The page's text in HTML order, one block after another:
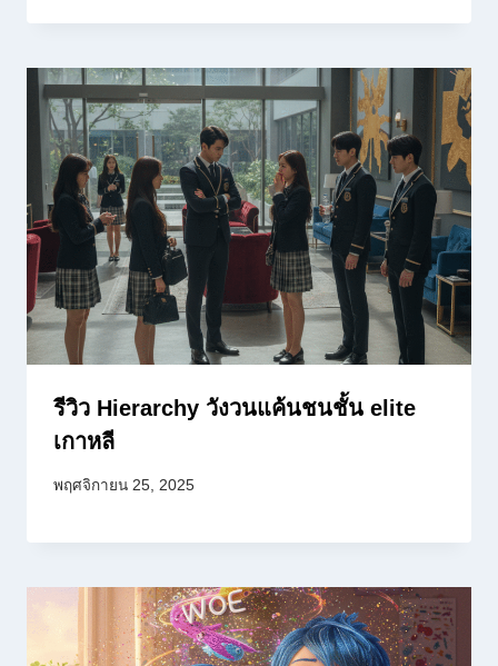
รีวิว Hierarchy วังวนแค้นชนชั้น elite
เกาหลี
พฤศจิกายน 25, 2025